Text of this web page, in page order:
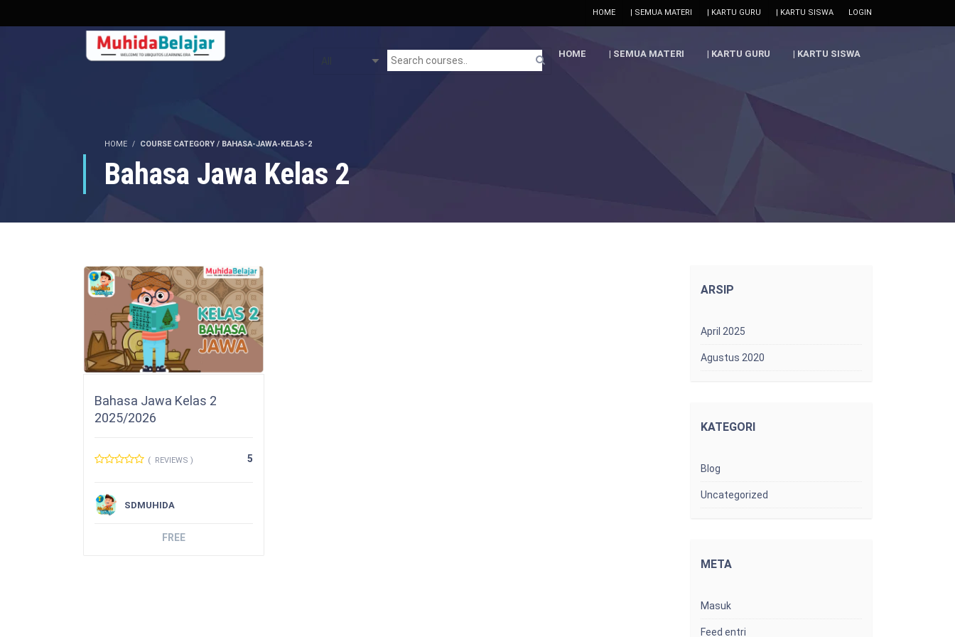
LOGIN
HOME | SEMUA MATERI | KARTU GURU | KARTU SISWA
HOME | SEMUA MATERI | KARTU GURU | KARTU SISWA
HOME COURSE CATEGORY / BAHASA-JAWA-KELAS-2
Bahasa Jawa Kelas 2
Bahasa Jawa Kelas 2
2025/2026
( REVIEWS ) 5
SDMUHIDA
FREE
ARSIP
April 2025
Agustus 2020
KATEGORI
Blog
Uncategorized
META
Masuk
Feed entri